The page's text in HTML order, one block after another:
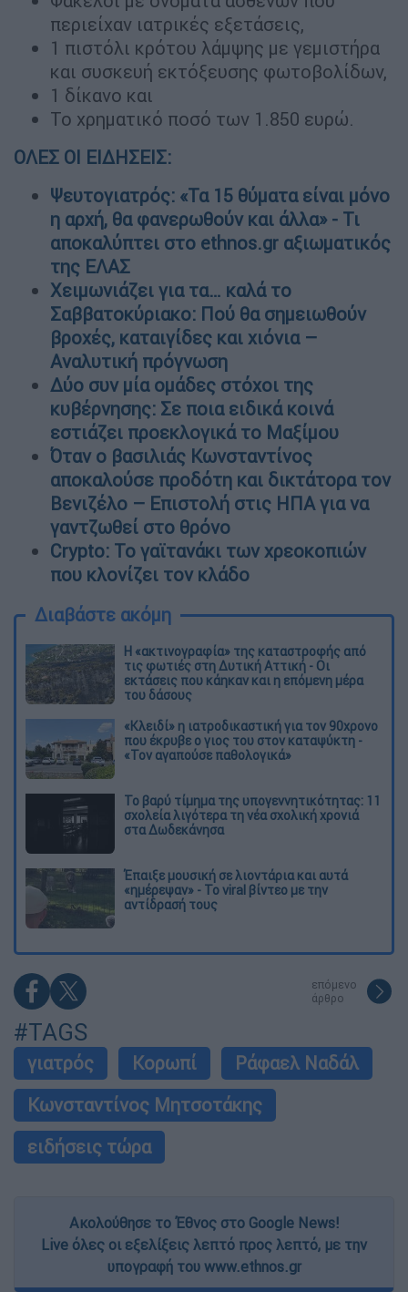
περιείχαν ιατρικές εξετάσεις,
1 πιστόλι κρότου λάμψης με γεμιστήρα
και συσκευή εκτόξευσης φωτοβολίδων,
1 δίκανο και
Το χρηματικό ποσό των 1.850 ευρώ.
ΟΛΕΣ ΟΙ ΕΙΔΗΣΕΙΣ:
Ψευτογιατρός: «Τα 15 θύματα είναι μόνο
η αρχή, θα φανερωθούν και άλλα» - Τι
αποκαλύπτει στο ethnos.gr αξιωματικός
της ΕΛΑΣ
Χειμωνιάζει για τα… καλά το
Σαββατοκύριακο: Πού θα σημειωθούν
βροχές, καταιγίδες και χιόνια –
Αναλυτική πρόγνωση
Δύο συν μία ομάδες στόχοι της
κυβέρνησης: Σε ποια ειδικά κοινά
εστιάζει προεκλογικά το Μαξίμου
Όταν ο βασιλιάς Κωνσταντίνος
αποκαλούσε προδότη και δικτάτορα τον
Βενιζέλο – Επιστολή στις ΗΠΑ για να
γαντζωθεί στο θρόνο
Crypto: Το γαϊτανάκι των χρεοκοπιών
που κλονίζει τον κλάδο
Διαβάστε ακόμη
Η «ακτινογραφία» της καταστροφής από
τις φωτιές στη Δυτική Αττική - Οι
εκτάσεις που κάηκαν και η επόμενη μέρα
του δάσους
«Κλειδί» η ιατροδικαστική για τον 90χρονο
που έκρυβε ο γιος του στον καταψύκτη -
«Τον αγαπούσε παθολογικά»
Το βαρύ τίμημα της υπογεννητικότητας: 11
σχολεία λιγότερα τη νέα σχολική χρονιά
στα Δωδεκάνησα
Έπαιξε μουσική σε λιοντάρια και αυτά
«ημέρεψαν» - Το viral βίντεο με την
αντίδρασή τους
επόμενο
άρθρο
#TAGS
γιατρός Κορωπί
Ράφαελ Ναδάλ
Κωνσταντίνος Μητσοτάκης
ειδήσεις τώρα
Ακολούθησε το Έθνος στο Google News!
Live όλες οι εξελίξεις λεπτό προς λεπτό, με την
υπογραφή του www.ethnos.gr